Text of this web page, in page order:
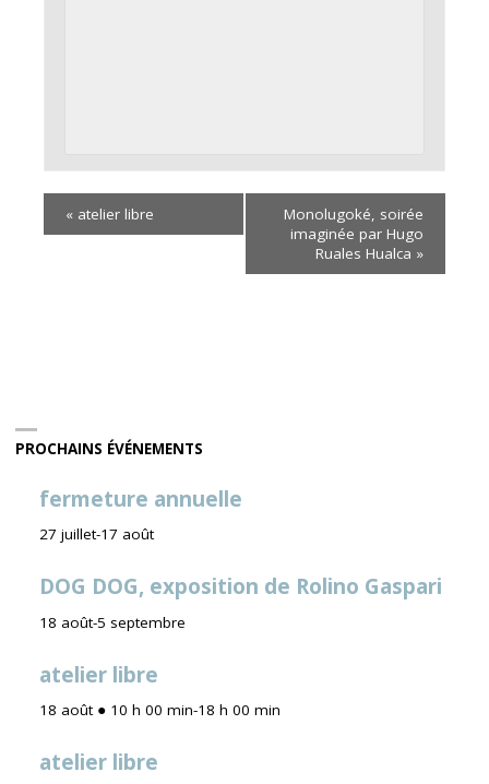
« atelier libre
Monolugoké, soirée
imaginée par Hugo
Ruales Hualca »
PROCHAINS ÉVÉNEMENTS
fermeture annuelle
27 juillet-17 août
DOG DOG, exposition de Rolino Gaspari
18 août-5 septembre
atelier libre
18 août ● 10 h 00 min-18 h 00 min
atelier libre